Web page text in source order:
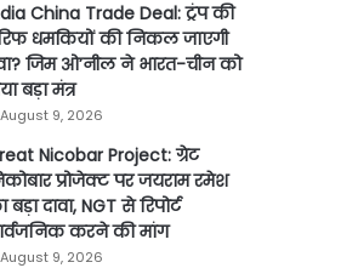
China Trade Deal: ट्रंप की
धमकियों की निकल जाएगी
जिम ओ’नील ने भारत-चीन को
बड़ा मंत्र
August 9, 2026
Nicobar Project: ग्रेट
प्रोजेक्ट पर जयराम रमेश
बड़ा दावा, NGT से रिपोर्ट
करने की मांग
August 9, 2026